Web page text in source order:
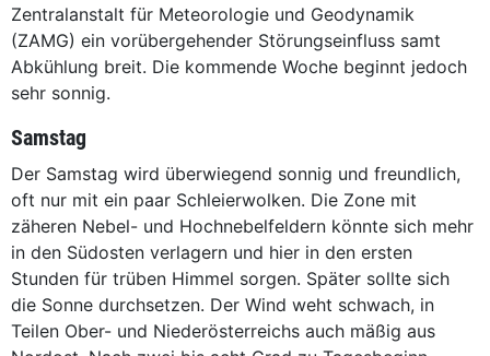
Zentralanstalt für Meteorologie und Geodynamik
(ZAMG) ein vorübergehender Störungseinfluss samt
Abkühlung breit. Die kommende Woche beginnt jedoch
sehr sonnig.
Samstag
Der Samstag wird überwiegend sonnig und freundlich,
oft nur mit ein paar Schleierwolken. Die Zone mit
zäheren Nebel- und Hochnebelfeldern könnte sich mehr
in den Südosten verlagern und hier in den ersten
Stunden für trüben Himmel sorgen. Später sollte sich
die Sonne durchsetzen. Der Wind weht schwach, in
Teilen Ober- und Niederösterreichs auch mäßig aus